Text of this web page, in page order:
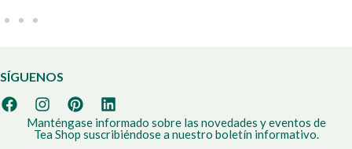
SÍGUENOS
Manténgase informado sobre las novedades y eventos de
Tea Shop suscribiéndose a nuestro boletín informativo.